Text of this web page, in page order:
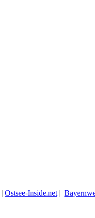
| Ostsee-Inside.net |